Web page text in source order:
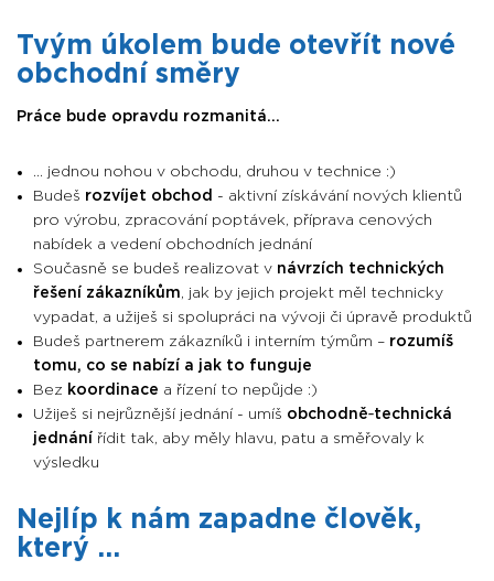
Tvým úkolem bude otevřít nové
obchodní směry
Práce bude opravdu rozmanitá...
... jednou nohou v obchodu, druhou v technice :)
Budeš rozvíjet obchod - aktivní získávání nových klientů
pro výrobu, zpracování poptávek, příprava cenových
nabídek a vedení obchodních jednání
Současně se budeš realizovat v návrzích technických
řešení zákazníkům, jak by jejich projekt měl technicky
vypadat, a užiješ si spolupráci na vývoji či úpravě produktů
Budeš partnerem zákazníků i interním týmům – rozumíš
tomu, co se nabízí a jak to funguje
Bez koordinace a řízení to nepůjde :)
Užiješ si nejrůznější jednání - umíš obchodně‑technická
jednání řídit tak, aby měly hlavu, patu a směřovaly k
výsledku
Nejlíp k nám zapadne člověk,
který ...